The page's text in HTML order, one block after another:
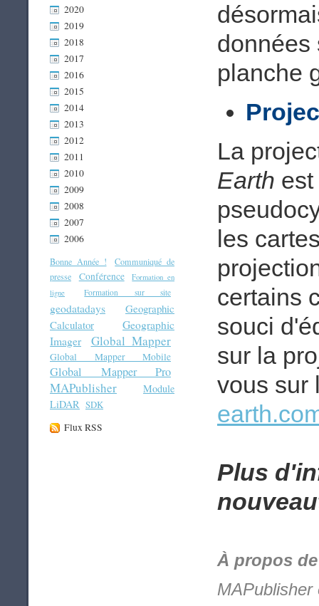
2020
2019
2018
2017
2016
2015
2014
2013
2012
2011
2010
2009
2008
2007
2006
Bonne Année !
Communiqué de
presse
Conférence
Formation en
ligne
Formation sur site
geodatadays
Geographic
Calculator
Geographic
Imager
Global Mapper
Global Mapper Mobile
Global Mapper Pro
MAPublisher
Module
LiDAR SDK
Flux RSS
données
planche
La
Earth
les
certains
souci
sur la
vous sur
Plus
À propos
MAPublisher